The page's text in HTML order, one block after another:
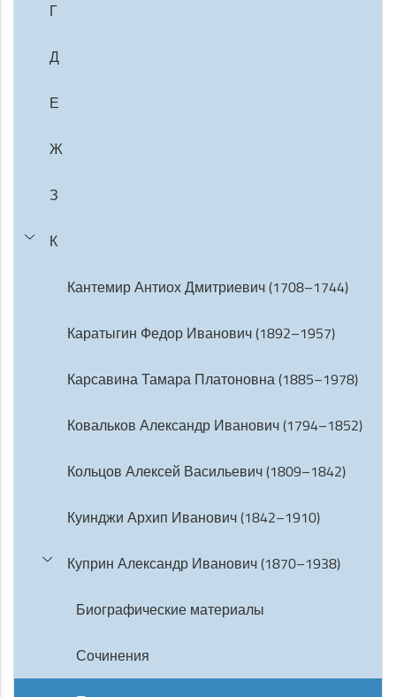
Г
Д
Е
Ж
З
К
Кантемир Антиох Дмитриевич (1708–1744)
Каратыгин Федор Иванович (1892–1957)
Карсавина Тамара Платоновна (1885–1978)
Ковальков Александр Иванович (1794–1852)
Кольцов Алексей Васильевич (1809–1842)
Куинджи Архип Иванович (1842–1910)
Куприн Александр Иванович (1870–1938)
Биографические материалы
Сочинения